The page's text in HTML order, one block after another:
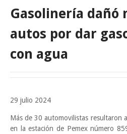
Gasolinería dañó
autos por dar
con agua
29 julio 2024
Más de 30 automovilistas resultaron
en la estación de Pemex número